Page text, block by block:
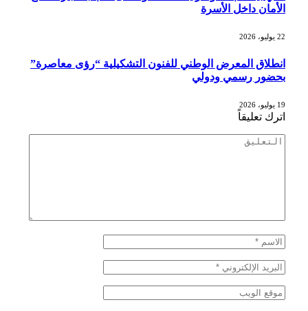
الأمان داخل الأسرة
22 يوليو، 2026
انطلاق المعرض الوطني للفنون التشكيلية “رؤى معاصرة”
بحضور رسمي ودولي
19 يوليو، 2026
اترك تعليقاً